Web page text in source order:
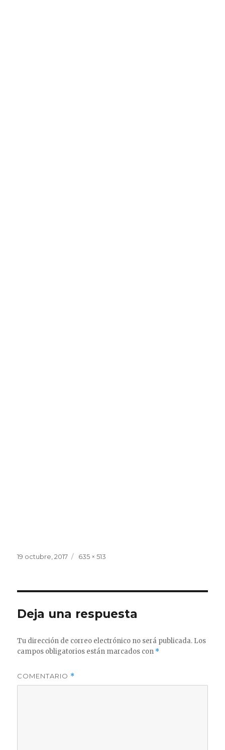
Publicado
19 octubre, 2017
Tamaño
635 × 513
Deja una respuesta
Tu dirección de correo electrónico no será publicada. Los
campos obligatorios están marcados con *
COMENTARIO *